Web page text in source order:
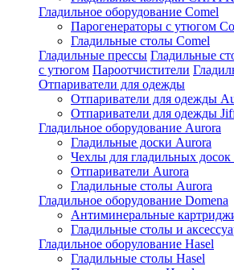
Гладильное оборудование Comel
Парогенераторы с утюгом
Гладильные столы Comel
Гладильные прессы Гладильные
с утюгом Пароотчистители
Отпариватели для одежды
Отпариватели для одежды
Отпариватели для одежды
Гладильное оборудование Aurora
Гладильные доски Aurora
Чехлы для гладильных досок
Отпариватели Aurora
Гладильные столы Aurora
Гладильное оборудование Domena
Антиминеральные
Гладильные столы и
Гладильное оборулование Hasel
Гладильные столы Hasel